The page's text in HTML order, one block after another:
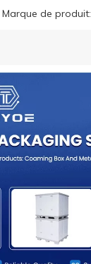
Marque de produit: